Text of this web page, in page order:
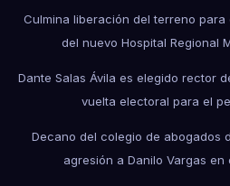
Culmina liberación del terreno
del nuevo Hospital Regional
Dante Salas Ávila es elegido rector
vuelta electoral para el
Decano del colegio de abogados
agresión a Danilo Vargas en